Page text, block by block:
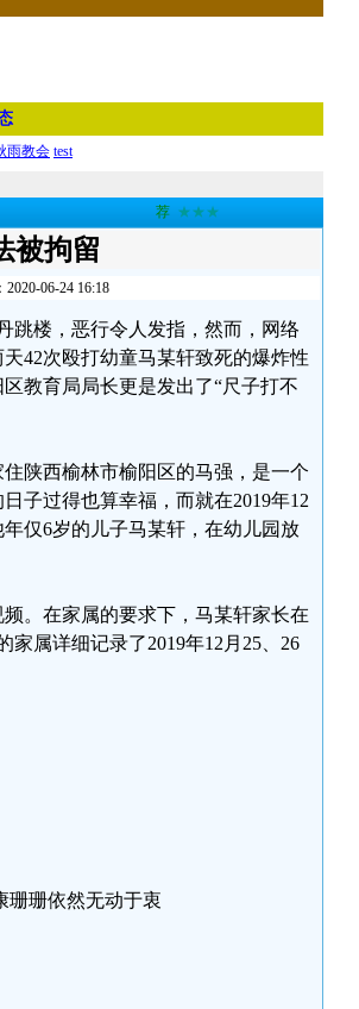
雨教会 test
荐 ★★★
被拘留
06-24 16:18
跳楼，恶行令人发指，然而，网络
42次殴打幼童马某轩致死的爆炸性
教育局局长更是发出了“尺子打不
陕西榆林市榆阳区的马强，是一个
子过得也算幸福，而就在2019年12
仅6岁的儿子马某轩，在幼儿园放
。在家属的要求下，马某轩家长在
属详细记录了2019年12月25、26
珊珊依然无动于衷